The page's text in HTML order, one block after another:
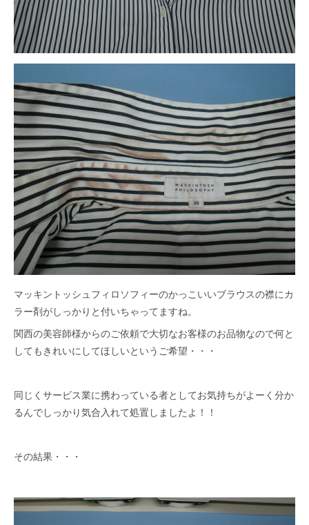
マッキントッシュフィロソフィーのかっこいいブラウスの襟にカ
ラー剤がしっかりと付いちゃってますね。
関西の美容師様からのご依頼で大切なお客様のお品物なので何と
してもきれいにしてほしいというご希望・・・
同じくサービス業に携わっている者としてお気持ちがよーく分か
るんでしっかり気合入れて処置しましたよ！！
その結果・・・